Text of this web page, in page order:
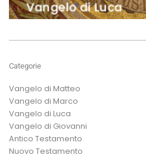
Categorie
Vangelo di Matteo
Vangelo di Marco
Vangelo di Luca
Vangelo di Giovanni
Antico Testamento
Nuovo Testamento